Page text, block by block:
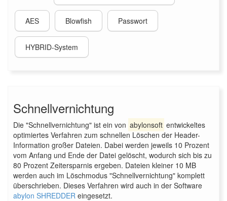
AES Blowfish Passwort
HYBRID-System
Schnellvernichtung
Die "Schnellvernichtung" ist ein von abylonsoft entwickeltes
optimiertes Verfahren zum schnellen Löschen der Header-
Information großer Dateien. Dabei werden jeweils 10 Prozent
vom Anfang und Ende der Datei gelöscht, wodurch sich bis zu
80 Prozent Zeitersparnis ergeben. Dateien kleiner 10 MB
werden auch im Löschmodus "Schnellvernichtung" komplett
überschrieben. Dieses Verfahren wird auch in der Software
abylon SHREDDER eingesetzt.